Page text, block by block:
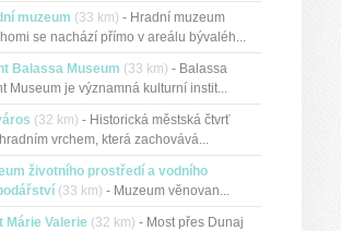
muzeum (33 km) - Hradní muzeum
se nachází přímo v areálu bývaléh...
Balassa Museum (33 km) - Balassa
Museum je významná kulturní instit...
(32 km) - Historická městská čtvrť
vrchem, která zachovává...
životního prostředí a vodního
(33 km) - Muzeum věnovan...
Márie Valerie (32 km) - Most přes Dunaj